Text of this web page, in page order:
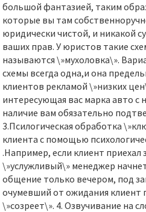
большой фантазией, таким
которые вы там
юридически чистой, и никакой
ваших прав. У юристов такие
называются \»мухоловка\».
схемы всегда одна,и она
клиентов рекламой \»низких
интересующая вас марка авто с
наличие вам обязательно
3.Псилогическая обработка
клиента с помощью
.Например, если клиент приехал
\»услужливый\» менеджер
общение только вечером, под
очумевший от ожидания клиент
\»созреет\». 4. Озвучивание на